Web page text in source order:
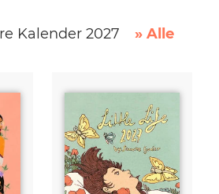
Kalender 2027
» Alle